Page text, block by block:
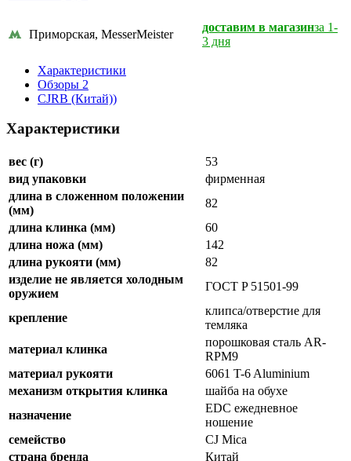
Приморская, MesserMeister
доставим в магазинза 1-
3 дня
Характеристики
Обзоры 2
CJRB (Китай))
Характеристики
вес (г)
53
вид упаковки
фирменная
длина в сложенном положении
(мм)
82
длина клинка (мм)
60
длина ножа (мм)
142
длина рукояти (мм)
82
изделие не является холодным
оружием
ГОСТ P 51501-99
крепление
клипса/отверстие для
темляка
материал клинка
порошковая сталь AR-
RPM9
материал рукояти
6061 T-6 Aluminium
механизм открытия клинка
шайба на обухе
назначение
EDC ежедневное
ношение
семейство
CJ Mica
страна бренда
Китай